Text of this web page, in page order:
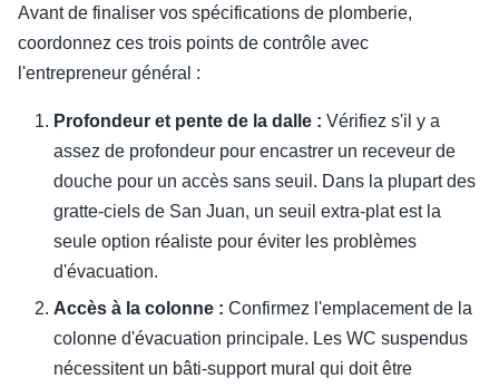
Avant de finaliser vos spécifications de plomberie,
coordonnez ces trois points de contrôle avec
l'entrepreneur général :
Profondeur et pente de la dalle : Vérifiez s'il y a
assez de profondeur pour encastrer un receveur de
douche pour un accès sans seuil. Dans la plupart des
gratte-ciels de San Juan, un seuil extra-plat est la
seule option réaliste pour éviter les problèmes
d'évacuation.
Accès à la colonne : Confirmez l'emplacement de la
colonne d'évacuation principale. Les WC suspendus
nécessitent un bâti-support mural qui doit être